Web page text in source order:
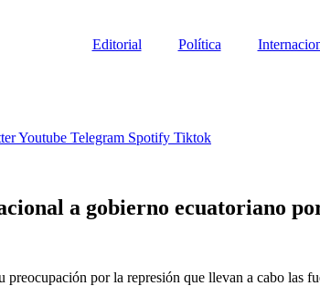
Editorial Política
Youtube Telegram Spotify Tiktok
a gobierno ecuatoriano
por la represión que llevan a cabo las